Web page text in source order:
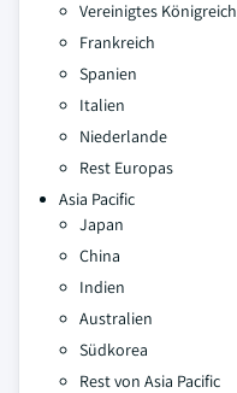
Vereinigtes Königreich
Frankreich
Spanien
Italien
Niederlande
Rest Europas
Asia Pacific
Japan
China
Indien
Australien
Südkorea
Rest von Asia Pacific